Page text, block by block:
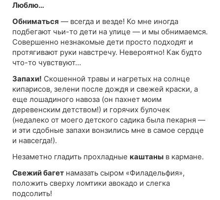
Люблю…
Обниматься — всегда и везде! Ко мне иногда
подбегают чьи-то дети на улице — и мы обнимаемся.
Совершенно незнакомые дети просто подходят и
протягивают руки навстречу. Невероятно! Как будто
что-то чувствуют…
Запахи! Скошенной травы и нагретых на солнце
кипарисов, зелени после дождя и свежей краски, а
еще лошадиного навоза (он пахнет моим
деревенским детством!) и горячих булочек
(недалеко от моего детского садика была пекарня —
и эти сдобные запахи вонзились мне в самое сердце
и навсегда!).
Незаметно гладить прохладные каштаны в кармане.
Свежий багет намазать сыром «Филадельфия»,
положить сверху ломтики авокадо и слегка
подсолить!